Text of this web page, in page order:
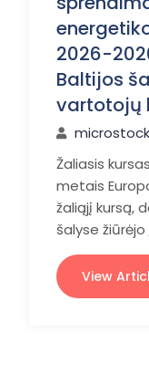
2026-
Baltijos
vartotojų
Žaliasis
metais
žaliąjį kursą,
šalyse
View